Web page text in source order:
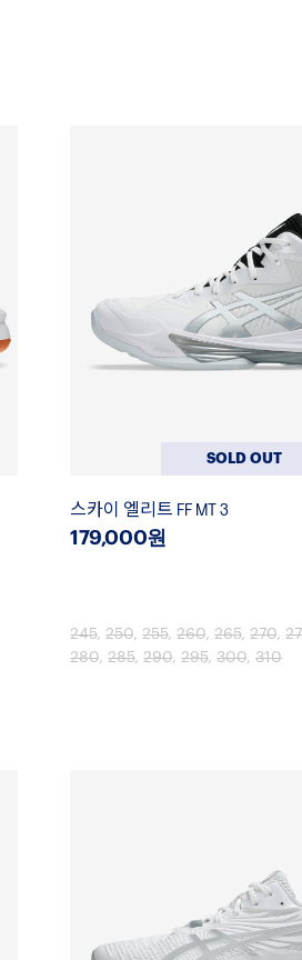
SOLD OUT
스카이 엘리트 FF MT 3
179,000원
245,250,255,260,265,270,
280,285,290,295,300,310